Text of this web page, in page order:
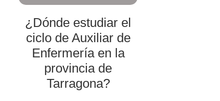
¿Dónde estudiar el
ciclo de Auxiliar de
Enfermería en la
provincia de
Tarragona?